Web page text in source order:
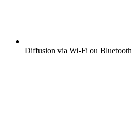
Diffusion via Wi-Fi ou Bluetooth